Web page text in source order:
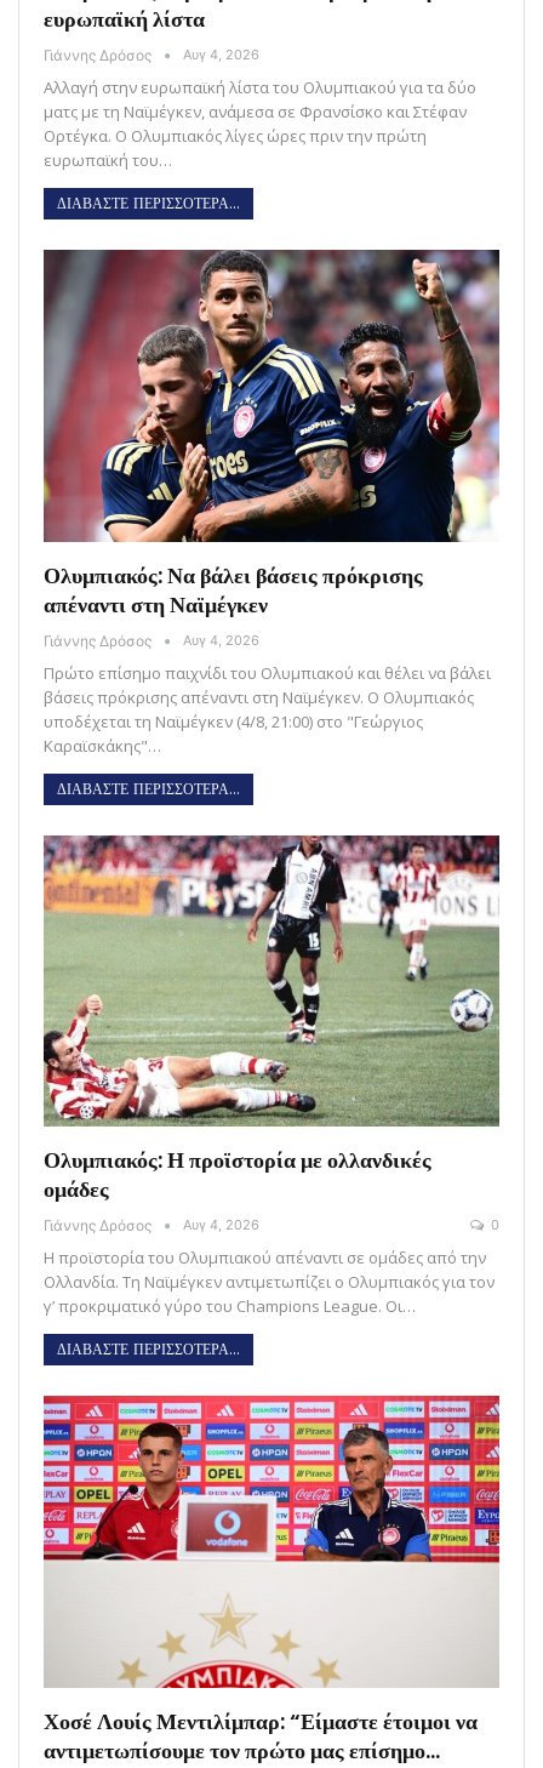
ευρωπαϊκή λίστα
Γιάννης Δρόσος Αυγ 4, 2026
Αλλαγή στην ευρωπαϊκή λίστα του Ολυμπιακού για τα δύο
ματς με τη Ναϊμέγκεν, ανάμεσα σε Φρανσίσκο και Στέφαν
Ορτέγκα. Ο Ολυμπιακός λίγες ώρες πριν την πρώτη
ευρωπαϊκή του…
ΔΙΑΒΑΣΤΕ ΠΕΡΙΣΣΟΤΕΡΑ...
Ολυμπιακός: Να βάλει βάσεις πρόκρισης
απέναντι στη Ναϊμέγκεν
Γιάννης Δρόσος Αυγ 4, 2026
Πρώτο επίσημο παιχνίδι του Ολυμπιακού και θέλει να βάλει
βάσεις πρόκρισης απέναντι στη Ναϊμέγκεν. Ο Ολυμπιακός
υποδέχεται τη Ναϊμέγκεν (4/8, 21:00) στο "Γεώργιος
Καραϊσκάκης"…
ΔΙΑΒΑΣΤΕ ΠΕΡΙΣΣΟΤΕΡΑ...
Ολυμπιακός: Η προϊστορία με ολλανδικές
ομάδες
Γιάννης Δρόσος Αυγ 4, 2026 0
Η προϊστορία του Ολυμπιακού απέναντι σε ομάδες από την
Ολλανδία. Τη Ναϊμέγκεν αντιμετωπίζει ο Ολυμπιακός για τον
γ’ προκριματικό γύρο του Champions League. Οι…
ΔΙΑΒΑΣΤΕ ΠΕΡΙΣΣΟΤΕΡΑ...
Χοσέ Λουίς Μεντιλίμπαρ: “Είμαστε έτοιμοι να
αντιμετωπίσουμε τον πρώτο μας επίσημο…